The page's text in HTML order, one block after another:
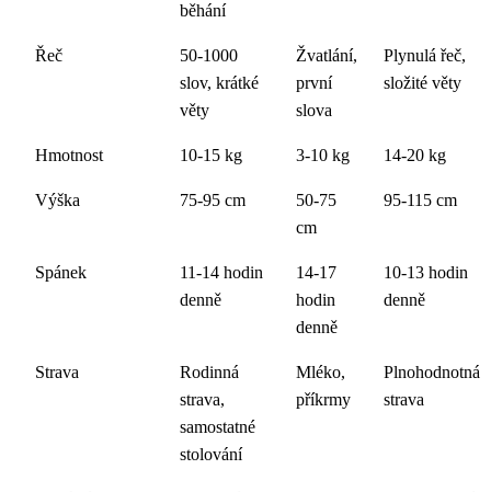
běhání
Řeč
50-1000
slov, krátké
věty
Žvatlání,
první
slova
Plynulá řeč,
složité věty
Hmotnost 10-15 kg 3-10 kg 14-20 kg
Výška 75-95 cm
50-75
cm
95-115 cm
Spánek
11-14 hodin
denně
14-17
hodin
denně
10-13 hodin
denně
Strava
Rodinná
strava,
samostatné
stolování
Mléko,
příkrmy
Plnohodnotná
strava